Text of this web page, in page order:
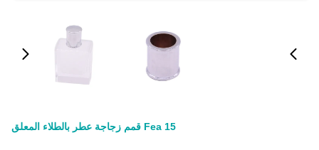
Fea 15 قمم زجاجة عطر بالطلاء المعلق